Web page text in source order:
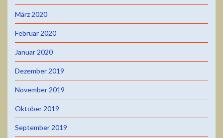
März 2020
Februar 2020
Januar 2020
Dezember 2019
November 2019
Oktober 2019
September 2019